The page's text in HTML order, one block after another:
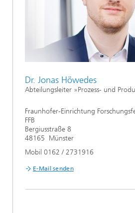
Dr. Jonas Höwedes
Abteilungsleiter »Prozess- und
Fraunhofer-Einrichtung
FFB
Bergiusstraße 8
48165 Münster
Mobil 0162 / 2731916
E-Mail senden